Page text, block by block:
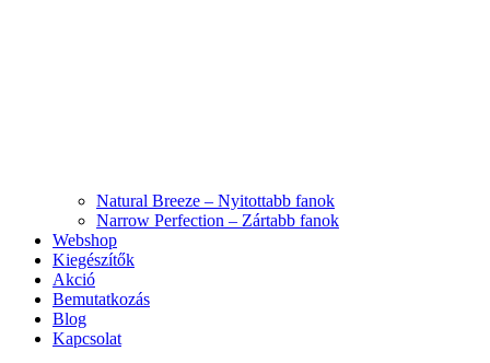
Natural Breeze – Nyitottabb fanok
Narrow Perfection – Zártabb fanok
Webshop
Kiegészítők
Akció
Bemutatkozás
Blog
Kapcsolat